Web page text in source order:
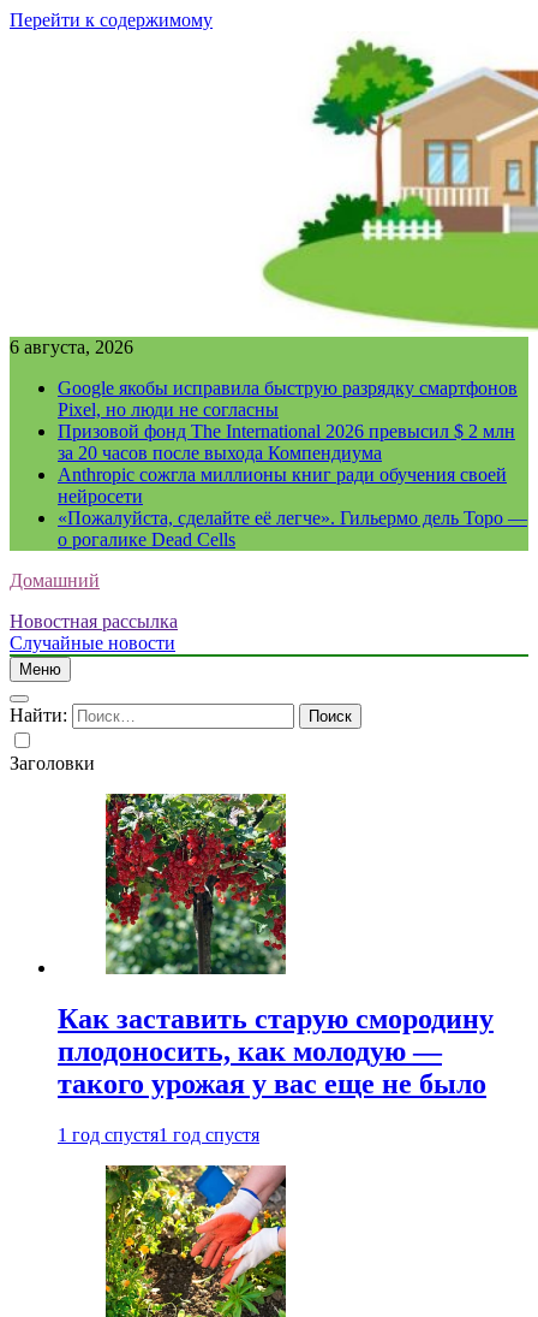
Перейти к содержимому
6 августа, 2026
Google якобы исправила быструю разрядку смартфонов
Pixel, но люди не согласны
Призовой фонд The International 2026 превысил $ 2 млн
за 20 часов после выхода Компендиума
Anthropic сожгла миллионы книг ради обучения своей
нейросети
«Пожалуйста, сделайте её легче». Гильермо дель Торо —
о рогалике Dead Cells
Домашний
Новостная рассылка
Случайные новости
Меню
Найти:
Заголовки
Как заставить старую смородину
плодоносить, как молодую —
такого урожая у вас еще не было
1 год спустя1 год спустя